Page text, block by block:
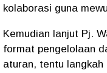
kolaborasi guna
Kemudian lanjut Pj.
format pengelolaan
aturan, tentu